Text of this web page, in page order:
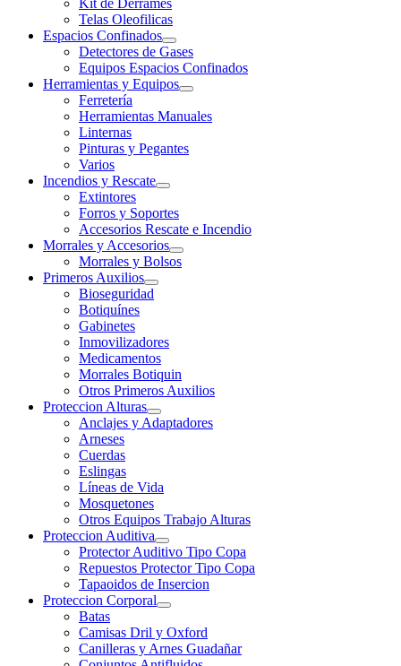
Kit de Derrames
Telas Oleofilicas
Espacios Confinados
Detectores de Gases
Equipos Espacios Confinados
Herramientas y Equipos
Ferretería
Herramientas Manuales
Linternas
Pinturas y Pegantes
Varios
Incendios y Rescate
Extintores
Forros y Soportes
Accesorios Rescate e Incendio
Morrales y Accesorios
Morrales y Bolsos
Primeros Auxilios
Bioseguridad
Botiquínes
Gabinetes
Inmovilizadores
Medicamentos
Morrales Botiquin
Otros Primeros Auxilios
Proteccion Alturas
Anclajes y Adaptadores
Arneses
Cuerdas
Eslingas
Líneas de Vida
Mosquetones
Otros Equipos Trabajo Alturas
Proteccion Auditiva
Protector Auditivo Tipo Copa
Repuestos Protector Tipo Copa
Tapaoidos de Insercion
Proteccion Corporal
Batas
Camisas Dril y Oxford
Canilleras y Arnes Guadañar